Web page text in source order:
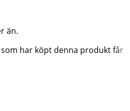
än.
har köpt denna produkt får